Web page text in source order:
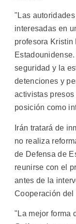
"Las
interesadas en
profesora Kristin
seguridad y la
detenciones y
activistas
posición como
Irán tratará de
no realiza
de Defensa de
reunirse con el
antes de la
Cooperación del
"La mejor forma